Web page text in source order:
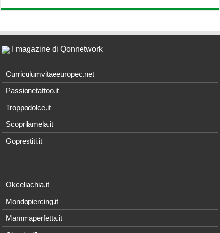
I magazine di Qonnetwork
Curriculumvitaeeuropeo.net
Passionetattoo.it
Troppodolce.it
Scoprilamela.it
Goprestiti.it
Okceliachia.it
Mondopiercing.it
Mammaperfetta.it